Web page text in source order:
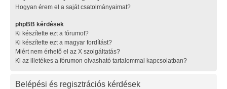
Hogyan érem el a saját csatolmányaimat?
phpBB kérdések
Ki készítette ezt a fórumot?
Ki készítette ezt a magyar fordítást?
Miért nem érhető el az X szolgáltatás?
Ki az illetékes a fórumon olvasható tartalommal kapcsolatban?
Belépési és regisztrációs kérdések